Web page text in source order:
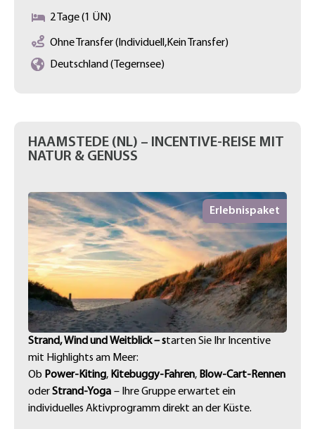
2 Tage (1 ÜN)
Ohne Transfer (Individuell,Kein Transfer)
Deutschland (Tegernsee)
HAAMSTEDE (NL) – INCENTIVE-REISE MIT
NATUR & GENUSS
Erlebnispaket
Strand, Wind und Weitblick – starten Sie Ihr Incentive
mit Highlights am Meer:
Ob Power-Kiting, Kitebuggy-Fahren, Blow-Cart-Rennen
oderStrand-Yoga – Ihre Gruppe erwartet ein
individuelles Aktivprogramm direkt an der Küste.